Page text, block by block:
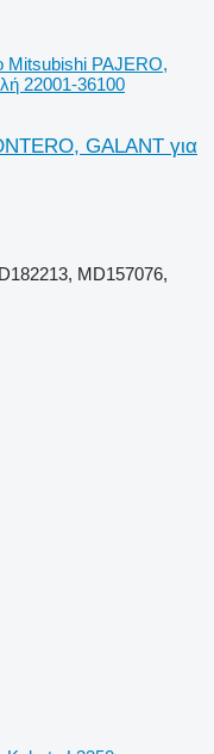
Mitsubishi PAJERO,
22001-36100
GALANT για
MD157076,